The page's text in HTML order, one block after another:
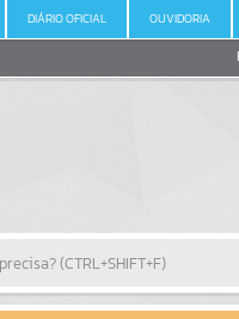
DIÁRIO OFICIAL OUVIDORIA